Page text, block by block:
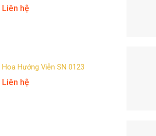
Liên hệ
Hoa Hướng Viễn SN 0123
Liên hệ